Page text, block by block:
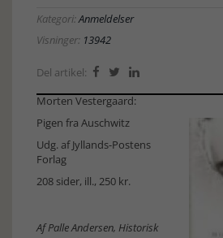
Kategori:Anmeldelser
Visninger: 13942
Del artikel:   
Morten Vestergaard:
Pigen fra Auschwitz
Udg. af Jyllands-Postens
Forlag
208 sider, ill., 250 kr.
Af Palle Andersen, Historisk